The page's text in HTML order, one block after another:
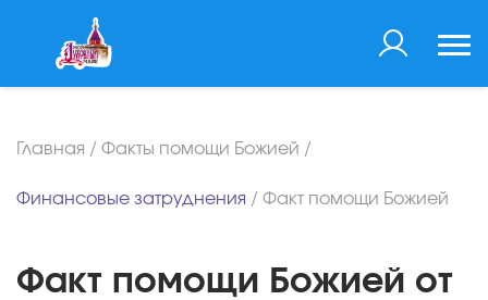
Главная / Факты помощи Божией /
Финансовые затруднения / Факт помощи Божией
Факт помощи Божией от